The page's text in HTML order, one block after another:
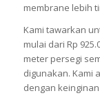
membrane lebih
Kami tawarkan
mulai dari Rp
meter persegi
digunakan. Kami
dengan